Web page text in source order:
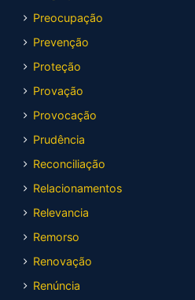
Preocupação
Prevenção
Proteção
Provação
Provocação
Prudência
Reconciliação
Relacionamentos
Relevancia
Remorso
Renovação
Renúncia